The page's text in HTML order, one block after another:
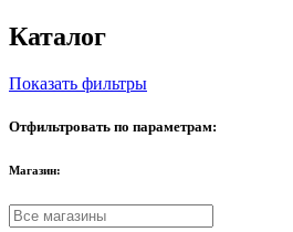
Каталог
Показать фильтры
Отфильтровать по параметрам:
Магазин: